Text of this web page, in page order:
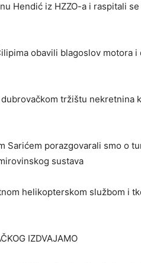
Hendić iz HZZO-a i raspitali
obavili blagoslov motora
tržištu nekretnina
Sarićem porazgovarali smo o
sustava
helikopterskom službom i
IZDVAJAMO